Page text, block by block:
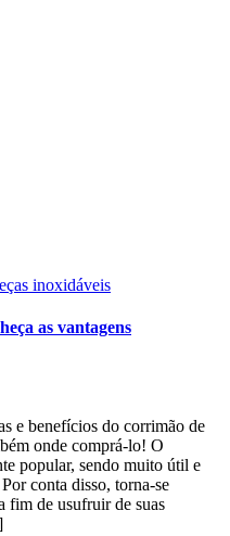
inoxidáveis
as vantagens
e benefícios do corrimão de
onde comprá-lo! O
popular, sendo muito útil e
conta disso, torna-se
fim de usufruir de suas